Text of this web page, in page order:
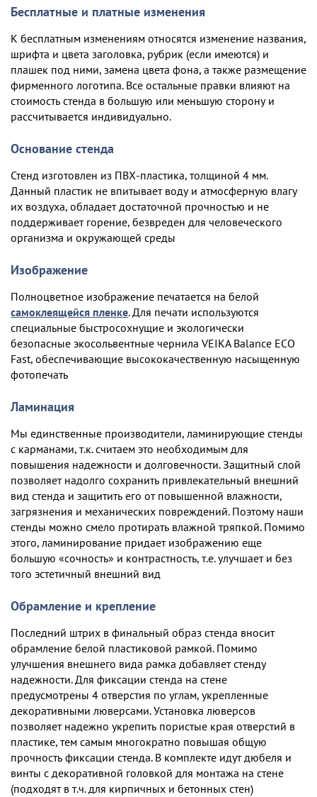
Бесплатные и платные изменения
К бесплатным изменениям относятся изменение названия,
шрифта и цвета заголовка, рубрик (если имеются) и
плашек под ними, замена цвета фона, а также размещение
фирменного логотипа. Все остальные правки влияют на
стоимость стенда в большую или меньшую сторону и
рассчитывается индивидуально.
Основание стенда
Стенд изготовлен из ПВХ-пластика, толщиной 4 мм.
Данный пластик не впитывает воду и атмосферную влагу
их воздуха, обладает достаточной прочностью и не
поддерживает горение, безвреден для человеческого
организма и окружающей среды
Изображение
Полноцветное изображение печатается на белой
самоклеящейся пленке. Для печати используются
специальные быстросохнущие и экологически
безопасные экосольвентные чернила VEIKA Balance ECO
Fast, обеспечивающие высококачественную насыщенную
фотопечать
Ламинация
Мы единственные производители, ламинирующие стенды
с карманами, т.к. считаем это необходимым для
повышения надежности и долговечности. Защитный слой
позволяет надолго сохранить привлекательный внешний
вид стенда и защитить его от повышенной влажности,
загрязнения и механических повреждений. Поэтому наши
стенды можно смело протирать влажной тряпкой. Помимо
этого, ламинирование придает изображению еще
большую «сочность» и контрастность, т.е. улучшает и без
того эстетичный внешний вид
Обрамление и крепление
Последний штрих в финальный образ стенда вносит
обрамление белой пластиковой рамкой. Помимо
улучшения внешнего вида рамка добавляет стенду
надежности. Для фиксации стенда на стене
предусмотрены 4 отверстия по углам, укрепленные
декоративными люверсами. Установка люверсов
позволяет надежно укрепить пористые края отверстий в
пластике, тем самым многократно повышая общую
прочность фиксации стенда. В комплекте идут дюбеля и
винты с декоративной головкой для монтажа на стене
(подходят в т.ч. для кирпичных и бетонных стен)